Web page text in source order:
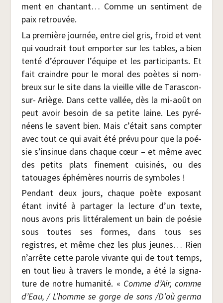
ment en chan­tant… Comme un sen­ti­ment de
paix retrouvée.
La pre­mière jour­née, entre ciel gris, froid et vent
qui vou­drait tout empor­ter sur les tables, a bien
ten­té d’éprouver l’équipe et les par­ti­ci­pants. Et
fait craindre pour le moral des poètes si nom­
breux sur le site dans la vieille ville de Taras­con-
sur- Ariège. Dans cette val­lée, dès la mi-août on
peut avoir besoin de sa petite laine. Les pyré­
néens le savent bien. Mais c’était sans comp­ter
avec tout ce qui avait été pré­vu pour que la poé­
sie s’insinue dans chaque cœur – et même avec
des petits plats fine­ment cui­si­nés, ou des
tatouages éphé­mères nour­ris de symboles !
Pen­dant deux jours, chaque poète expo­sant
étant invi­té à par­ta­ger la lec­ture d’un texte,
nous avons pris lit­té­ra­le­ment un bain de poé­sie
sous toutes ses formes, dans tous ses
registres, et même chez les plus jeunes… Rien
n’arrête cette parole vivante qui de tout temps,
en tout lieu à tra­vers le monde, a été la signa­
ture de notre huma­ni­té. « Comme d’Air, comme
d’Eau, / L’homme se gorge de sons /​D’où ger­ma